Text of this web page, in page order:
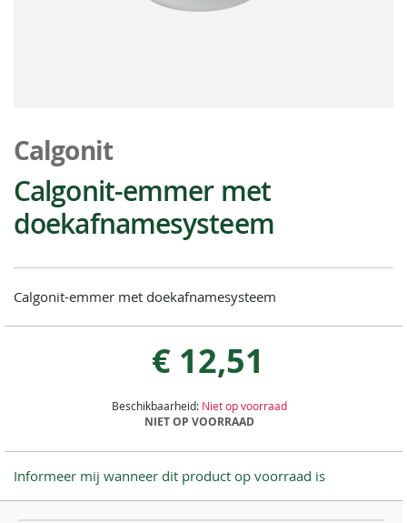
naar
het
begin
van
de
gallerij
Calgonit
Calgonit-emmer met
doekafnamesysteem
Calgonit-emmer met doekafnamesysteem
€ 12,51
Beschikbaarheid: Niet op voorraad
NIET OP VOORRAAD
Informeer mij wanneer dit product op voorraad is